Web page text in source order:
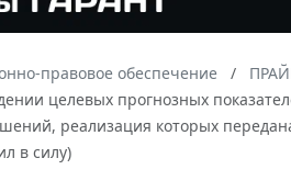
правовое обеспечение
целевых прогнозных
реализация которых
в силу)